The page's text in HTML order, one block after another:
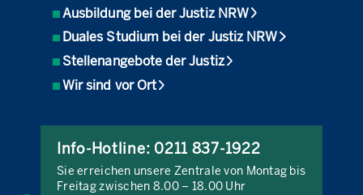
Ausbildung bei der Justiz NRW
Duales Studium bei der Justiz NRW
Stellenangebote der Justiz
Wir sind vor Ort
Info-Hotline: 0211 837-1922
Sie erreichen unsere Zentrale von Montag bis
Freitag zwischen 8.00 – 18.00 Uhr